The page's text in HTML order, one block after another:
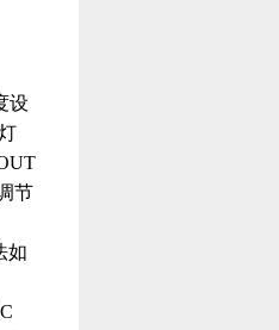
设
节
如